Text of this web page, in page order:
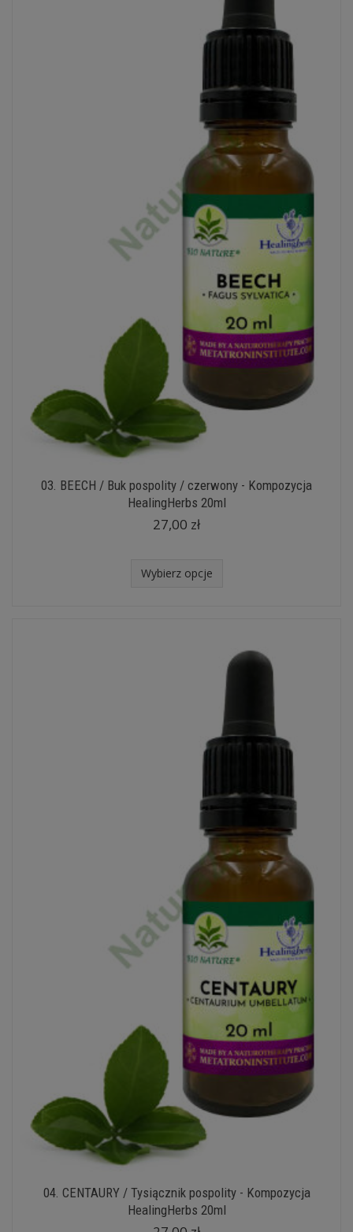
03. BEECH / Buk pospolity / czerwony - Kompozycja
HealingHerbs 20ml
27,00 zł
Wybierz opcje
04. CENTAURY / Tysiącznik pospolity - Kompozycja
HealingHerbs 20ml